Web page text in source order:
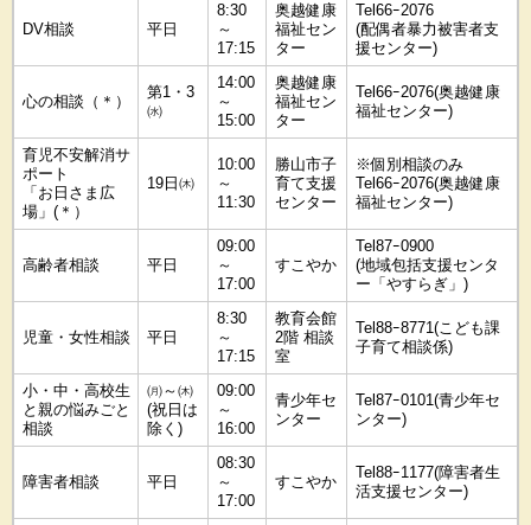
DV相談 平日
8:30
～
17:15
奥越健康
福祉セン
ター
Tel66ｰ2076
(配偶者暴力被害者支
援センター)
心の相談（＊）
第1・3
㈬
14:00
～
15:00
奥越健康
福祉セン
ター
Tel66ｰ2076(奥越健康
福祉センター)
育児不安解消サ
ポート
「お日さま広
場」(＊）
19日㈭
10:00
～
11:30
勝山市子
育て支援
センター
※個別相談のみ
Tel66ｰ2076(奥越健康
福祉センター)
高齢者相談 平日
09:00
～
17:00
すこやか
Tel87ｰ0900
(地域包括支援センタ
ー「やすらぎ」)
児童・女性相談 平日
8:30
～
17:15
教育会館
2階 相談
室
Tel88ｰ8771(こども課
子育て相談係)
小・中・高校生
と親の悩みごと
相談
㈪～㈭
(祝日は
除く)
09:00
～
16:00
青少年セ
ンター
Tel87ｰ0101(青少年セ
ンター)
障害者相談 平日
08:30
～
17:00
すこやか
Tel88ｰ1177(障害者生
活支援センター)